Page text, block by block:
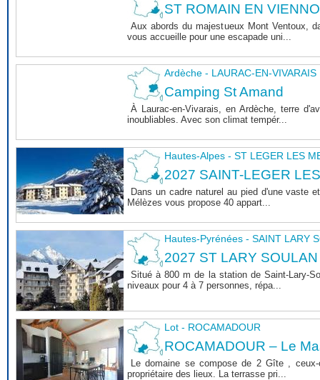
ST ROMAIN EN
Aux abords du majestueux Mont Ventoux,
vous accueille pour une escapade uni...
Ardèche - LAURAC-EN-VIVARAIS
Camping St Amand
À Laurac-en-Vivarais, en Ardèche, terre
inoubliables. Avec son climat tempér...
Hautes-Alpes - ST LEGER LES
2027 SAINT-LEGER
Dans un cadre naturel au pied d'une vaste
Mélèzes vous propose 40 appart...
Hautes-Pyrénées - SAINT LARY
2027 ST LARY SOULAN
Situé à 800 m de la station de Saint-Lary-
niveaux pour 4 à 7 personnes, répa...
Lot - ROCAMADOUR
ROCAMADOUR – Le
Le domaine se compose de 2 Gîte ,
propriétaire des lieux. La terrasse pri...